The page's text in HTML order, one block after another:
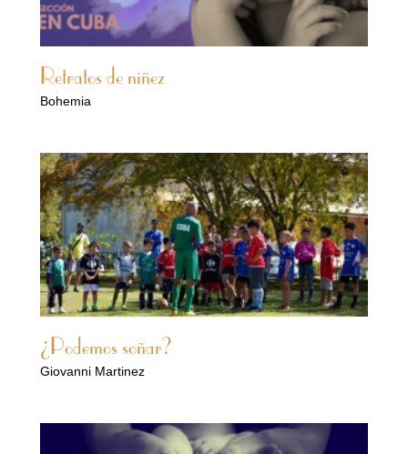
Retratos de niñez
Bohemia
¿Podemos soñar?
Giovanni Martinez